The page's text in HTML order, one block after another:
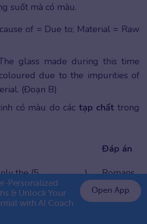
suốt mà có màu.
of = Due to; Material = Raw
glass made during this time
due to the impurities of
(Đoạn B)
có màu do các tạp chất trong
Đáp án
the (5…………………….)
glass.
Romans
án và đề bài Question 5
1 năm chỉ 799K
Personalized
& Unlock Your
with AI Coach
Open App